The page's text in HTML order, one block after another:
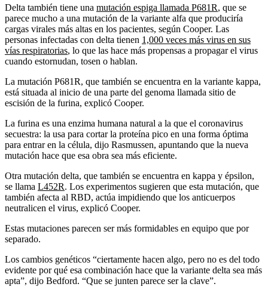
Delta también tiene una mutación espiga llamada P681R, que se
parece mucho a una mutación de la variante alfa que produciría
cargas virales más altas en los pacientes, según Cooper. Las
personas infectadas con delta tienen 1,000 veces más virus en sus
vías respiratorias, lo que las hace más propensas a propagar el virus
cuando estornudan, tosen o hablan.
La mutación P681R, que también se encuentra en la variante kappa,
está situada al inicio de una parte del genoma llamada sitio de
escisión de la furina, explicó Cooper.
La furina es una enzima humana natural a la que el coronavirus
secuestra: la usa para cortar la proteína pico en una forma óptima
para entrar en la célula, dijo Rasmussen, apuntando que la nueva
mutación hace que esa obra sea más eficiente.
Otra mutación delta, que también se encuentra en kappa y épsilon,
se llama L452R. Los experimentos sugieren que esta mutación, que
también afecta al RBD, actúa impidiendo que los anticuerpos
neutralicen el virus, explicó Cooper.
Estas mutaciones parecen ser más formidables en equipo que por
separado.
Los cambios genéticos “ciertamente hacen algo, pero no es del todo
evidente por qué esa combinación hace que la variante delta sea más
apta”, dijo Bedford. “Que se junten parece ser la clave”.